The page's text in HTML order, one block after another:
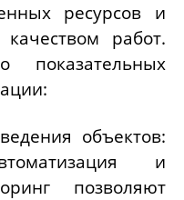
ресурсов и
работ.
показательных
объектов:
и
позволяют